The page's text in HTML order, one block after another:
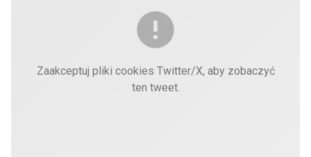
Zaakceptuj pliki cookies Twitter/X, aby zobaczyć
ten tweet.